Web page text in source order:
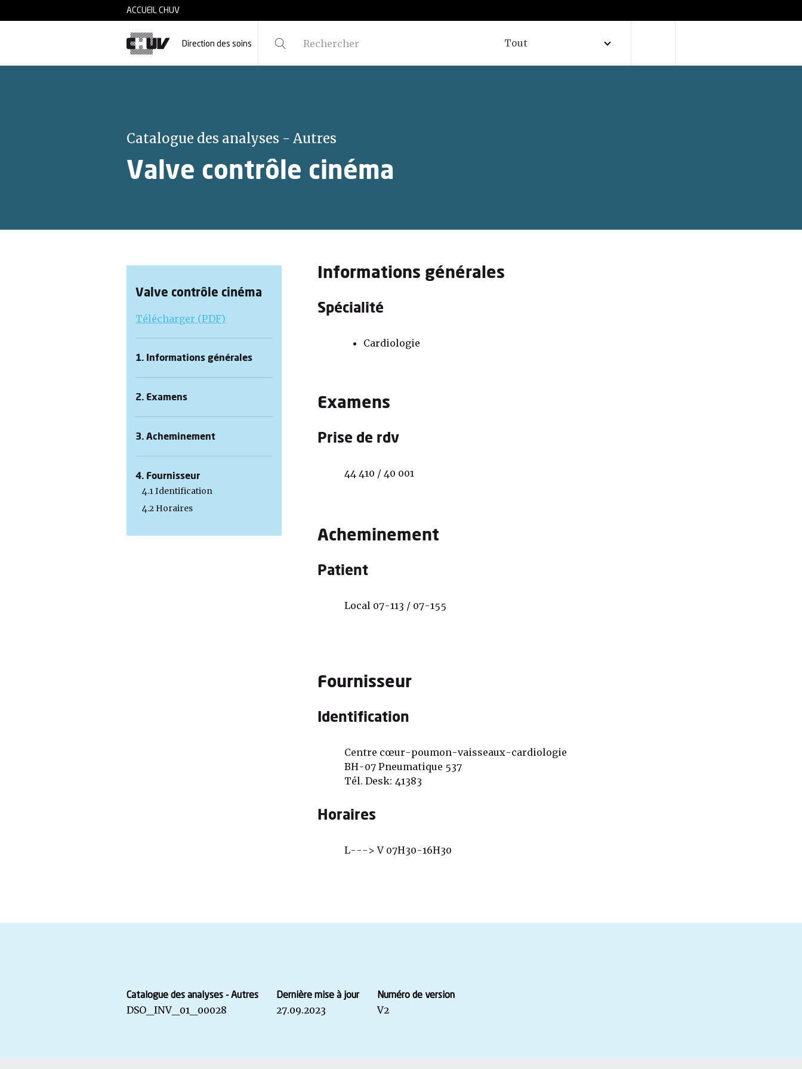
ACCUEIL CHUV
Direction des soins Tout
Catalogue des analyses - Autres
Valve contrôle cinéma
Valve contrôle cinéma
Télécharger (PDF)
1. Informations générales
2. Examens
3. Acheminement
4. Fournisseur
4.1 Identification
4.2 Horaires
Informations générales
Spécialité
Cardiologie
Examens
Prise de rdv
44 410 / 40 001
Acheminement
Patient
Local 07-113 / 07-155
Fournisseur
Identification
Centre cœur-poumon-vaisseaux-cardiologie
BH-07 Pneumatique 537
Tél. Desk: 41383
Horaires
L---> V 07H30-16H30
Catalogue des analyses - Autres
DSO_INV_01_00028
Dernière mise à jour
27.09.2023
Numéro de version
V2